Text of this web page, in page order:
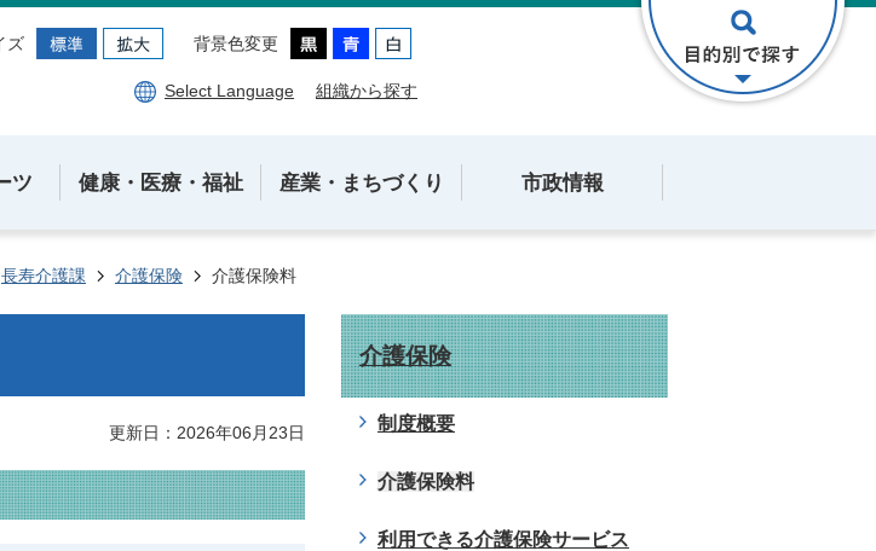
ズ 背景色変更
Select Language 組織から探す
ツ 健康・医療・福祉 産業・まちづくり 市政情報
長寿介護課 介護保険 介護保険料
更新日：2026年06月23日
介護保険
制度概要
介護保険料
利用できる介護保険サービス